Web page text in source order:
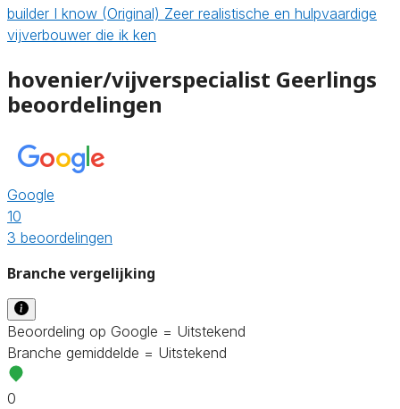
builder I know (Original) Zeer realistische en hulpvaardige
vijverbouwer die ik ken
hovenier/vijverspecialist Geerlings
beoordelingen
Google
10
3 beoordelingen
Branche vergelijking
Beoordeling op Google = Uitstekend
Branche gemiddelde = Uitstekend
0